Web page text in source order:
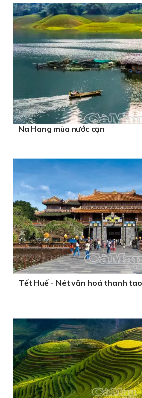
Na Hang mùa nước cạn
Tết Huế - Nét văn hoá thanh tao